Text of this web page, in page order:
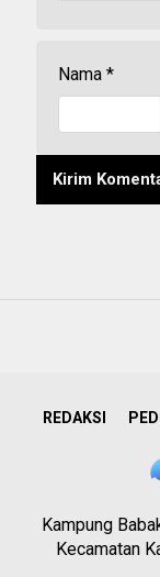
Nama *
REDAKSI
Kampung
Kecamatan